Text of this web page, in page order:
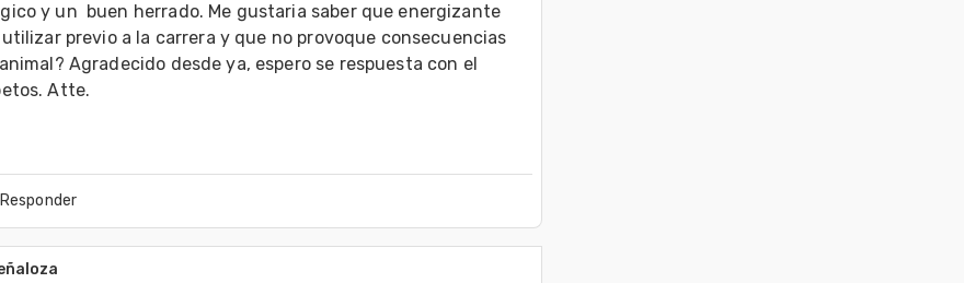
y un  buen herrado. Me gustaria saber que energizante
previo a la carrera y que no provoque consecuencias
Agradecido desde ya, espero se respuesta con el
Atte.
Responder